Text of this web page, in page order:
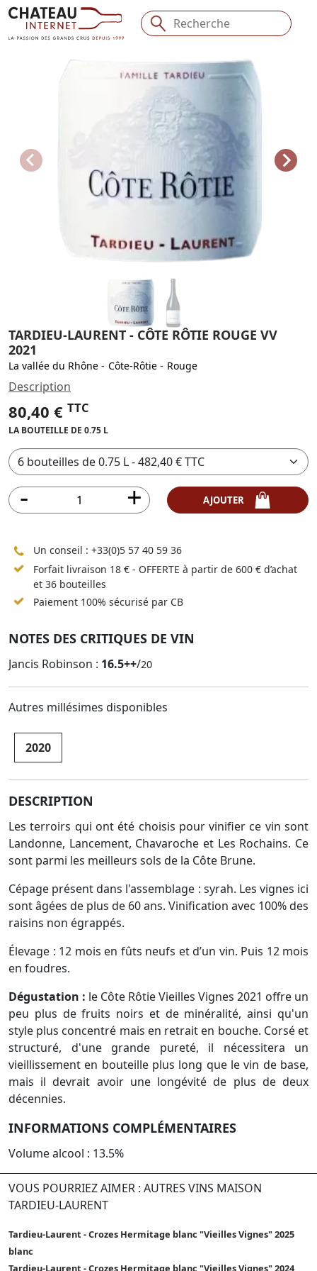
TARDIEU-LAURENT - CÔTE RÔTIE ROUGE VV
2021
La vallée du Rhône - Côte-Rôtie - Rouge
Description
80,40 € TTC
LA BOUTEILLE DE 0.75 L
Un conseil : +33(0)5 57 40 59 36
Forfait livraison 18 € - OFFERTE à partir de 600 € d’achat
et 36 bouteilles
Paiement 100% sécurisé par CB
NOTES DES CRITIQUES DE VIN
Jancis Robinson : 16.5++/20
Autres millésimes disponibles
2020
DESCRIPTION
Les terroirs qui ont été choisis pour vinifier ce vin sont
Landonne, Lancement, Chavaroche et Les Rochains. Ce
sont parmi les meilleurs sols de la Côte Brune.
Cépage présent dans l'assemblage : syrah. Les vignes ici
sont âgées de plus de 60 ans. Vinification avec 100% des
raisins non égrappés.
Élevage : 12 mois en fûts neufs et d’un vin. Puis 12 mois
en foudres.
Dégustation : le Côte Rôtie Vieilles Vignes 2021 offre un
peu plus de fruits noirs et de minéralité, ainsi qu'un
style plus concentré mais en retrait en bouche. Corsé et
structuré, d'une grande pureté, il nécessitera un
vieillissement en bouteille plus long que le vin de base,
mais il devrait avoir une longévité de plus de deux
décennies.
INFORMATIONS COMPLÉMENTAIRES
Volume alcool : 13.5%
VOUS POURRIEZ AIMER : AUTRES VINS MAISON
TARDIEU-LAURENT
Tardieu-Laurent - Crozes Hermitage blanc "Vieilles Vignes" 2025
blanc
Tardieu-Laurent - Crozes Hermitage blanc "Vieilles Vignes" 2024